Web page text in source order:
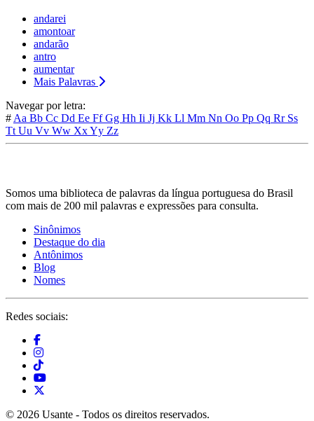
andarei
amontoar
andarão
antro
aumentar
Mais Palavras
Navegar por letra:
# Aa Bb Cc Dd Ee FfGg Hh Ii Jj Kk Ll Mm Nn Oo Pp Qq Rr Ss
Tt Uu Vv Ww XxYy Zz
Somos uma biblioteca de palavras da língua portuguesa do Brasil
com mais de 200 mil palavras e expressões para consulta.
Sinônimos
Destaque do dia
Antônimos
Blog
Nomes
Redes sociais:
© 2026 Usante - Todos os direitos reservados.